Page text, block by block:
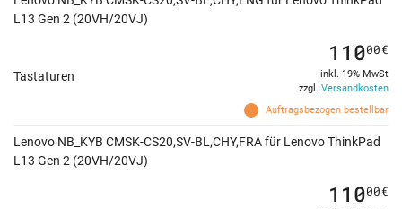
L13 Gen 2 (20VH/20VJ)
Tastaturen
Auftragsbezogen bestellbar
11000€
inkl. 19% MwSt
zzgl. Versandkosten
Lenovo NB_KYB CMSK-CS20,SV-BL,CHY,FRA für Lenovo ThinkPad
L13 Gen 2 (20VH/20VJ)
11000€